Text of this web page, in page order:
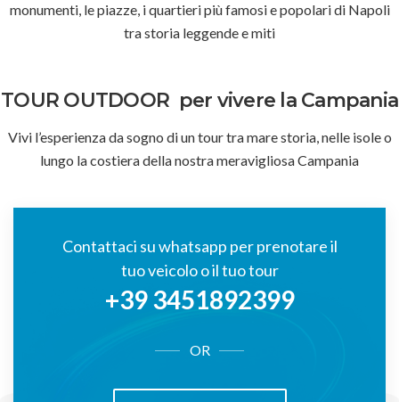
monumenti, le piazze, i quartieri più famosi e popolari di Napoli
tra storia leggende e miti
TOUR OUTDOOR per vivere la Campania
Vivi l’esperienza da sogno di un tour tra mare storia, nelle isole o
lungo la costiera della nostra meravigliosa Campania
Contattaci su whatsapp per prenotare il
tuo veicolo o il tuo tour
+39 3451892399
OR